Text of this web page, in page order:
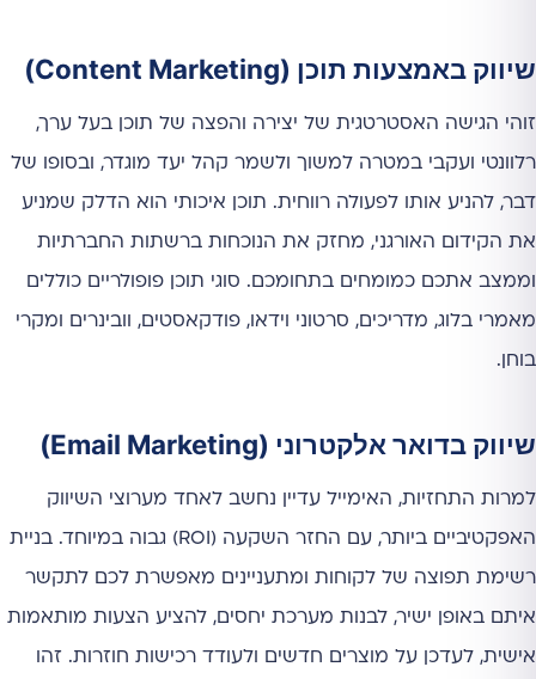
שיווק באמצעות תוכן (Content Marketing)
זוהי הגישה האסטרטגית של יצירה והפצה של תוכן בעל ערך,
רלוונטי ועקבי במטרה למשוך ולשמר קהל יעד מוגדר, ובסופו של
דבר, להניע אותו לפעולה רווחית. תוכן איכותי הוא הדלק שמניע
את הקידום האורגני, מחזק את הנוכחות ברשתות החברתיות
וממצב אתכם כמומחים בתחומכם. סוגי תוכן פופולריים כוללים
מאמרי בלוג, מדריכים, סרטוני וידאו, פודקאסטים, וובינרים ומקרי
בוחן.
שיווק בדואר אלקטרוני (Email Marketing)
למרות התחזיות, האימייל עדיין נחשב לאחד מערוצי השיווק
האפקטיביים ביותר, עם החזר השקעה (ROI) גבוה במיוחד. בניית
רשימת תפוצה של לקוחות ומתעניינים מאפשרת לכם לתקשר
איתם באופן ישיר, לבנות מערכת יחסים, להציע הצעות מותאמות
אישית, לעדכן על מוצרים חדשים ולעודד רכישות חוזרות. זהו